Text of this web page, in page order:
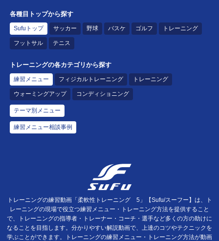
各種目トップから探す
Sufuトップ サッカー 野球 バスケ ゴルフ トレーニング
フットサル テニス
トレーニングの各カテゴリから探す
練習メニュー フィジカルトレーニング トレーニング
ウォーミングアップ コンディショニング
テーマ別メニュー
練習メニュー相談事例
トレーニングの練習動画「柔軟性トレーニング 5」【Sufu/スーフー】は、ト
レーニングの現場で役立つ練習メニュー・トレーニング方法を提供すること
で、トレーニングの指導者・トレーナー・コーチ・選手など多くの方の助けに
なることを目指します。分かりやすい解説動画で、上達のコツやテクニックを
学ぶことができます。トレーニングの練習メニュー・トレーニング方法が動画